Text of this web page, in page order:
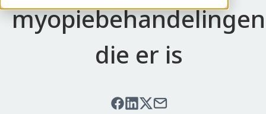
myopiebehandelingen
die er is